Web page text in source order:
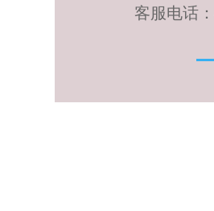
客服电话：